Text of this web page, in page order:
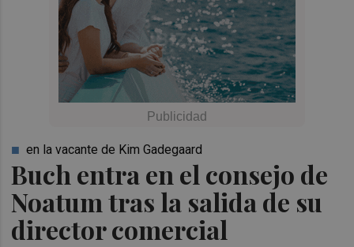
Buch entra en el consejo de
Noatum tras la salida de su
director comercial
en la vacante de Kim Gadegaard